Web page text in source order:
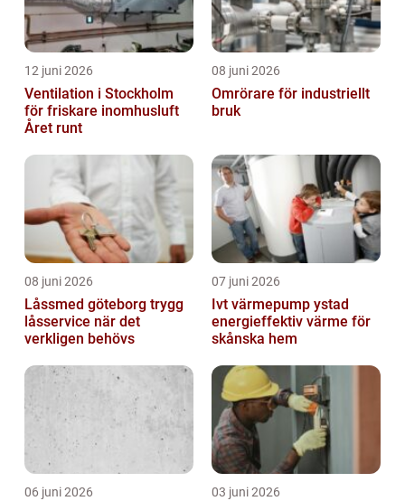
12 juni 2026
Ventilation i Stockholm
för friskare inomhusluft
Året runt
08 juni 2026
Omrörare för industriellt
bruk
08 juni 2026
Låssmed göteborg trygg
låsservice när det
verkligen behövs
07 juni 2026
Ivt värmepump ystad
energieffektiv värme för
skånska hem
06 juni 2026 03 juni 2026